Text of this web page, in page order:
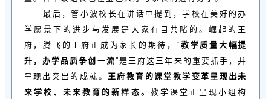
最后，管小波校长在讲话中提到，学校在美好的办
学愿景下的进步与发展是大家有目共睹的。崛起的王
府，腾飞的王府正成为家长的期待，“ 教学质量大幅提
升，办学品质争创一流”是王府这三年来的重要抓手，并
呈现出突出的成就。 王府教育的课堂教学变革呈现出未
来学校、未来教育的新样态。 教学课堂正呈现小组构